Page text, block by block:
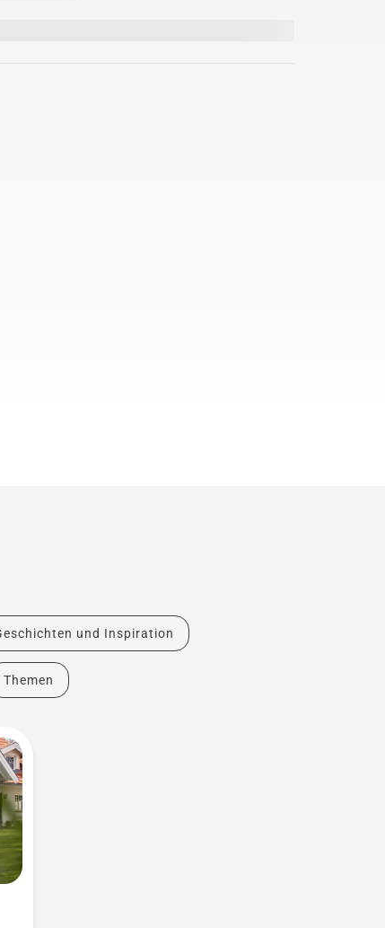
und Inspiration
Themen